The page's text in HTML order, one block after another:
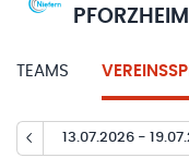
PFORZHEIM
TEAMS
13.07.2026 -